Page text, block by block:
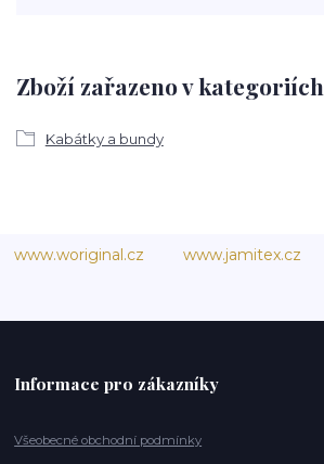
Zboží zařazeno v kategoriích
Kabátky a bundy
www.woriginal.cz www.jamitex.cz
Informace pro zákazníky
Všeobecné obchodní podmínky